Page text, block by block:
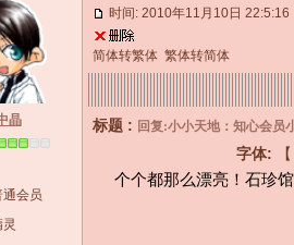
晶
会员
时间: 2010年11月10日 22:5:16
简体转繁体 繁体转简体
标题 : 回复:小小天地：知心会员
字体:
个个都那么漂亮！石珍